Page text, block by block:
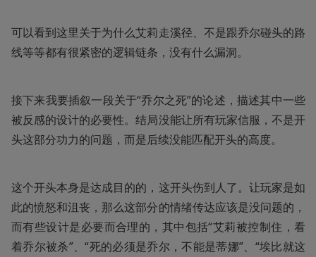
可以看到这里关于为什么艾莉走溪径、不是跟乔尔碰头的路
线等等都有很紧密的逻辑链条，没有什么漏洞。
接下来我要插叙一段关于“乔尔之死”的论述，描述其中一些
被反感的设计的必要性。结局没能让所有玩家信服，不是开
头这部分功力的问题，而是后续没能匹配开头的高度。
这个开头本身是达成目的的，这开头伤到人了。让玩家是如
此的愤怒和沮丧，那么这部分的情绪传达应该是没问题的，
而有些设计是必要而合理的，其中包括“艾莉被控制住，看
着乔尔被杀”、“死的必须是乔尔，不能是蒂娜”、“埃比就这